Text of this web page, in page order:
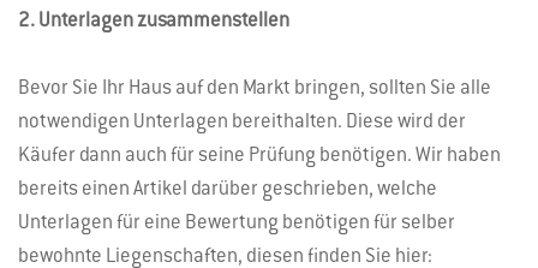
2. Unterlagen zusammenstellen
Bevor Sie Ihr Haus auf den Markt bringen, sollten Sie alle
notwendigen Unterlagen bereithalten. Diese wird der
Käufer dann auch für seine Prüfung benötigen. Wir haben
bereits einen Artikel darüber geschrieben, welche
Unterlagen für eine Bewertung benötigen für selber
bewohnte Liegenschaften, diesen finden Sie hier: